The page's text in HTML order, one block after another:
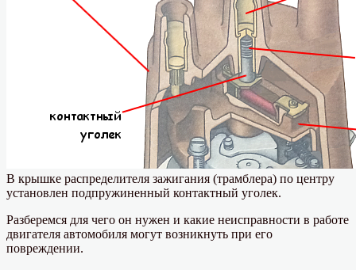
В крышке распределителя зажигания (трамблера) по центру
установлен подпружиненный контактный уголек.
Разберемся для чего он нужен и какие неисправности в работе
двигателя автомобиля могут возникнуть при его
повреждении.